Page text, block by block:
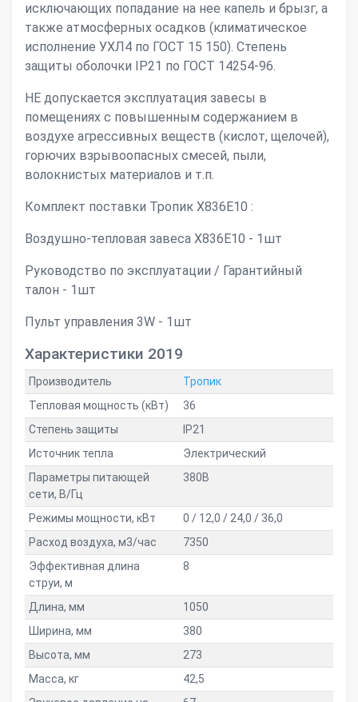
исключающих попадание на нее капель и брызг, а
также атмосферных осадков (климатическое
исполнение УХЛ4 по ГОСТ 15 150). Степень
защиты оболочки IР21 по ГОСТ 14254-96.
НЕ допускается эксплуатация завесы в
помещениях с повышенным содержанием в
воздухе агрессивных веществ (кислот, щелочей),
горючих взрывоопасных смесей, пыли,
волокнистых материалов и т.п.
Комплект поставки Тропик X836Е10 :
Воздушно-тепловая завеса X836Е10 - 1шт
Руководство по эксплуатации / Гарантийный
талон - 1шт
Пульт управления 3W - 1шт
Характеристики 2019
Производитель
Тропик
Тепловая мощность (кВт)
36
Степень защиты
IP21
Источник тепла
Электрический
Параметры питающей
сети, В/Гц
380В
Режимы мощности, кВт
0 / 12,0 / 24,0 / 36,0
Расход воздуха, м3/час
7350
Эффективная длина
струи, м
8
Длина, мм
1050
Ширина, мм
380
Высота, мм
273
Масса, кг
42,5